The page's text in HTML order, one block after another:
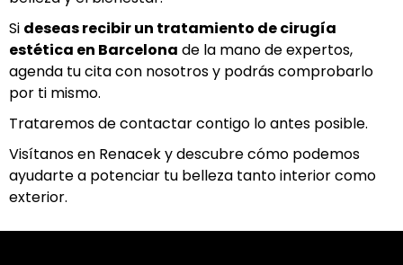
Si deseas recibir un tratamiento de cirugía
estética en Barcelona de la mano de expertos,
agenda tu cita con nosotros y podrás comprobarlo
por ti mismo.
Trataremos de contactar contigo lo antes posible.
Visítanos en Renacek y descubre cómo podemos
ayudarte a potenciar tu belleza tanto interior como
exterior.